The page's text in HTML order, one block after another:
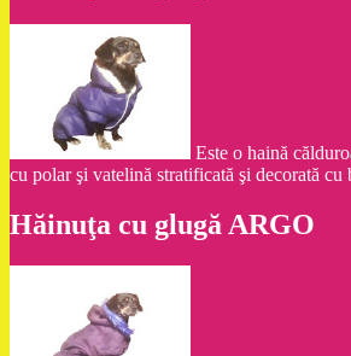
Este o haină
cu polar şi vatelină stratificată şi decorată cu
Hăinuţa cu glugă ARGO